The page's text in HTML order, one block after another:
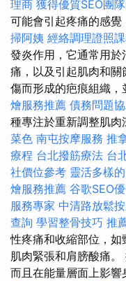
理商 獲得優質SEO團
可能會引起疼痛的感覺
掃阿姨 經絡調理證照
發炎作用，它通常用
痛，以及引起肌肉和
傷而形成的疤痕組織，
燴服務推薦 債務問題
種專注於重新調整肌肉
菜色 南屯按摩服務 推
療程 台北撥筋療法 台
社價位參考 靈活多樣
燴服務推薦 谷歌SEO
服務專家 中清路放鬆
查詢 學習整骨技巧 推
性疼痛和收縮部位，
肌肉緊張和肩膀酸痛。
而且在能量層面上影響